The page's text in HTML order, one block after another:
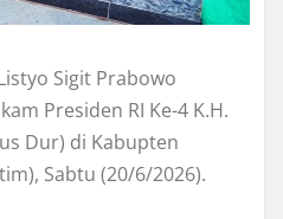
Sigit Prabowo
Presiden RI Ke-4 K.H.
Dur) di Kabupten
Sabtu (20/6/2026).